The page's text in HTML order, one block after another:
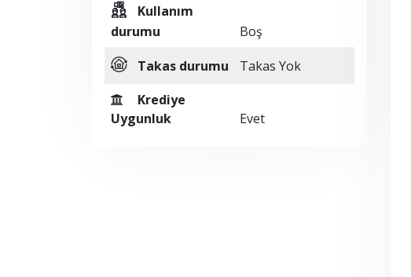
Kullanım
durumu
Boş
Takas durumu
Takas Yok
Krediye
Uygunluk
Evet